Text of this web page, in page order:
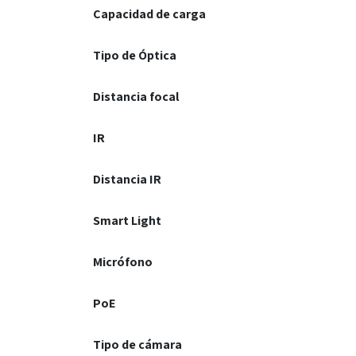
Capacidad de carga
Tipo de Óptica
Distancia focal
IR
Distancia IR
Smart Light
Micrófono
PoE
Tipo de cámara